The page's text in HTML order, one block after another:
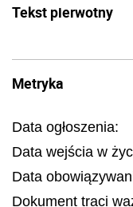
Tekst pierwotny
Metryka
Data ogłoszenia:
Data wejścia w
Data
Dokument traci